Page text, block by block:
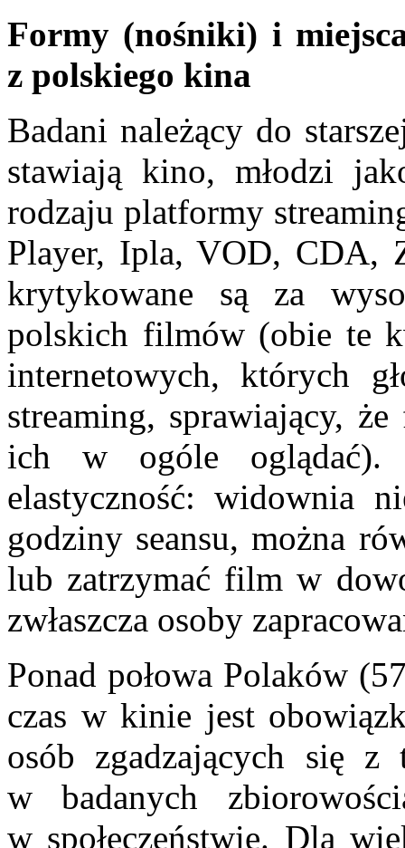
Formy (nośniki) i
z polskiego kina
Badani należący do
stawiają kino, młodzi
rodzaju platformy
Player, Ipla, VOD, CDA,
krytykowane są za
polskich filmów (obie te
internetowych, których
streaming, sprawiający,
ich w ogóle oglądać).
elastyczność: widownia
godziny seansu, można
lub zatrzymać film w
zwłaszcza osoby
Ponad połowa Polaków
czas w kinie jest
osób zgadzających się
w badanych
w społeczeństwie. Dla